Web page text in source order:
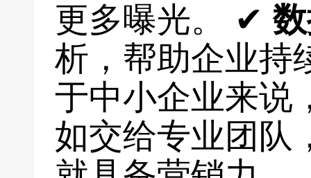
更多曝光。 ✔
析，帮助企业持
于中小企业来说
如交给专业团队